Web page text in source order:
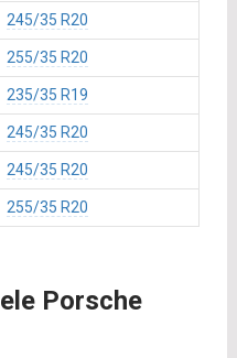
245/35 R20
255/35 R20
235/35 R19
245/35 R20
245/35 R20
255/35 R20
Porsche